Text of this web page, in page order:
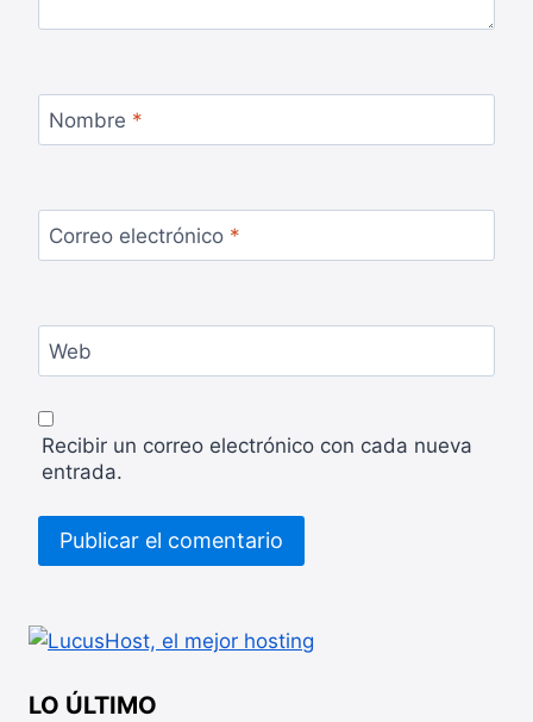
Nombre *
Correo electrónico *
Web
Recibir un correo electrónico con cada nueva
entrada.
LO ÚLTIMO